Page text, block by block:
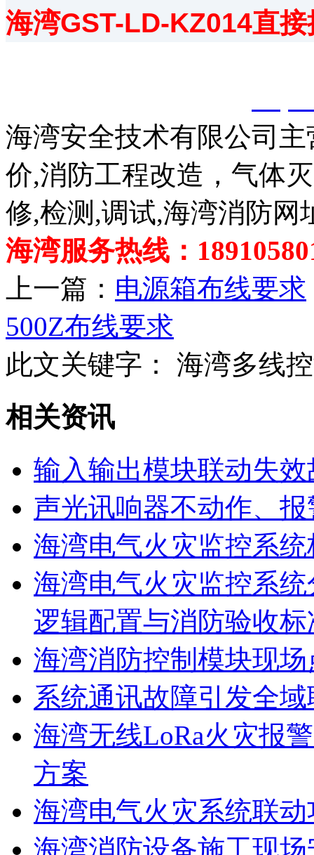
海湾GST-LD-KZ014直
海湾安全技术有限公司
价,消防工程改造，气体
修,检测,调试,海湾消防网
海湾服务热线：
上一篇： 电源箱布线要求
500Z布线要求
此文关键字：
海湾多线
相关资讯
输入输出模块联动失效
声光讯响器不动作、
海湾电气火灾监控系
海湾电气火灾监控系
逻辑配置与消防验收标
海湾消防控制模块现
系统通讯故障引发全
海湾无线LoRa火灾报
方案
海湾电气火灾系统联